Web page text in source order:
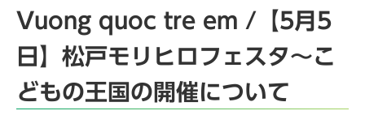
Vuong quoc tre em /【5月5
日】松戸モリヒロフェスタ～こ
どもの王国の開催について